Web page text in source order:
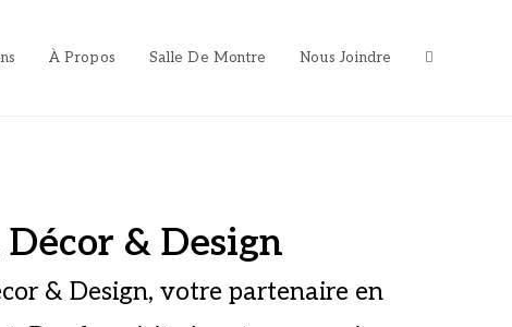
À Propos Salle De Montre Nous Joindre
& Design
& Design, votre partenaire en